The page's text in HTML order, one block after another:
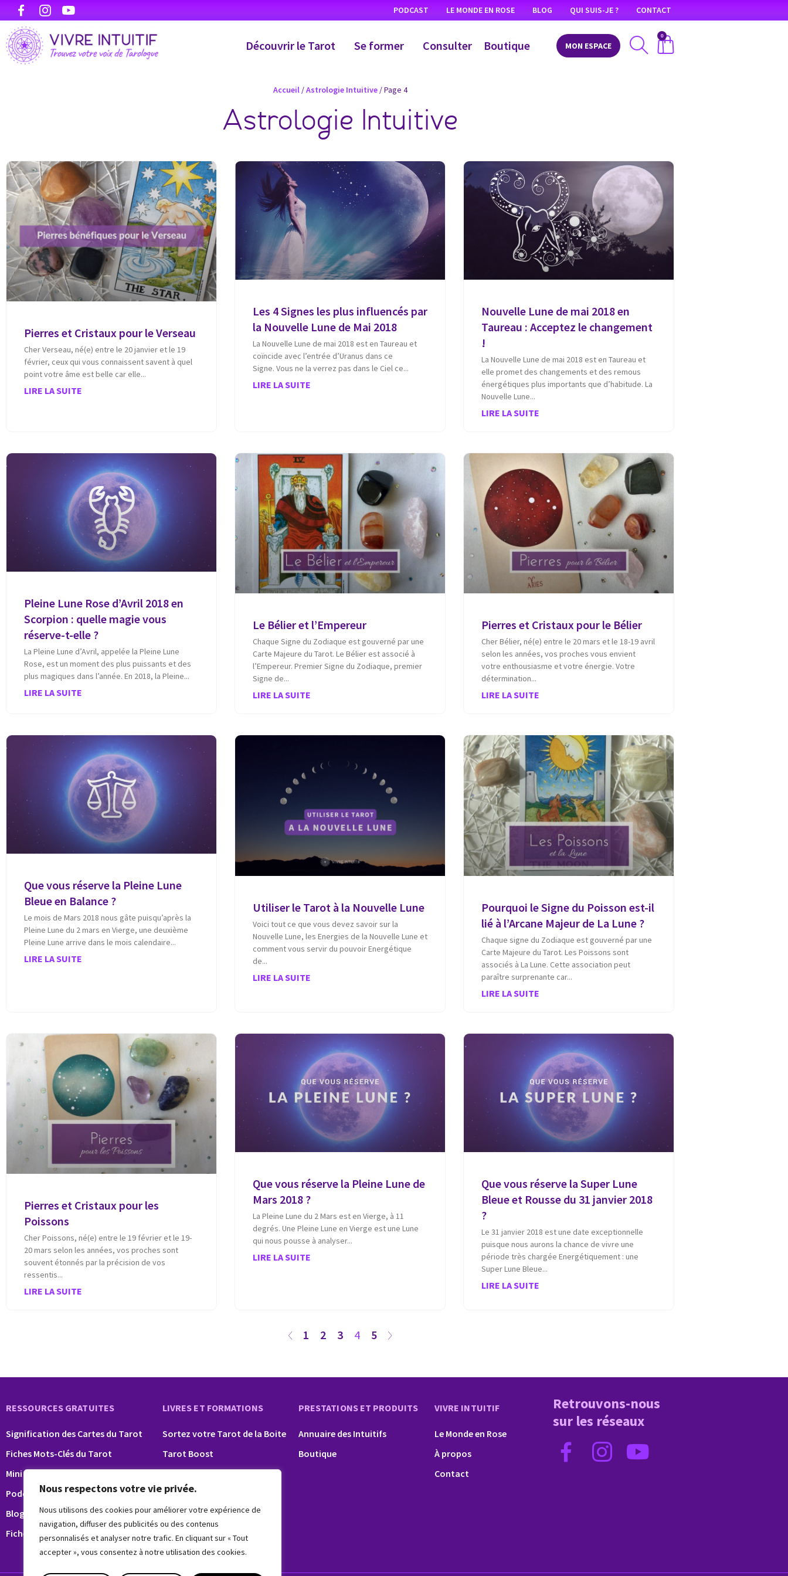
Nous respectons votre vie privée.
Nous utilisons des cookies pour améliorer votre expérience de
navigation, diffuser des publicités ou des contenus
personnalisés et analyser notre trafic. En cliquant sur « Tout
accepter », vous consentez à notre utilisation des cookies.
PODCAST LE MONDE EN ROSE BLOG QUI SUIS-JE ? CONTACT
Découvrir le Tarot Se former Consulter Boutique MON ESPACE
0
Accueil/Astrologie Intuitive/Page 4
Astrologie Intuitive
Pierres et Cristaux pour le Verseau
Cher Verseau, né(e) entre le 20 janvier et le 19
février, ceux qui vous connaissent savent à quel
point votre âme est belle car elle
LIRE LA SUITE
Les 4 Signes les plus influencés par
la Nouvelle Lune de Mai 2018
La Nouvelle Lune de mai 2018 est en Taureau et
coïncide avec l’entrée d’Uranus dans ce
Signe. Vous ne la verrez pas dans le Ciel ce
LIRE LA SUITE
Nouvelle Lune de mai 2018 en
Taureau : Acceptez le changement
!
La Nouvelle Lune de mai 2018 est en Taureau et
elle promet des changements et des remous
énergétiques plus importants que d’habitude. La
Nouvelle Lune
LIRE LA SUITE
Pleine Lune Rose d’Avril 2018 en
Scorpion : quelle magie vous
réserve-t-elle ?
La Pleine Lune d’Avril, appelée la Pleine Lune
Rose, est un moment des plus puissants et des
plus magiques dans l’année. En 2018, la Pleine
LIRE LA SUITE
Le Bélier et l’Empereur
Chaque Signe du Zodiaque est gouverné par une
Carte Majeure du Tarot. Le Bélier est associé à
l’Empereur. Premier Signe du Zodiaque, premier
Signe de
LIRE LA SUITE
Pierres et Cristaux pour le Bélier
Cher Bélier, né(e) entre le 20 mars et le 18-19 avril
selon les années, vos proches vous envient
votre enthousiasme et votre énergie. Votre
détermination
LIRE LA SUITE
Que vous réserve la Pleine Lune
Bleue en Balance ?
Le mois de Mars 2018 nous gâte puisqu’après la
Pleine Lune du 2 mars en Vierge, une deuxième
Pleine Lune arrive dans le mois calendaire
LIRE LA SUITE
Utiliser le Tarot à la Nouvelle Lune
Voici tout ce que vous devez savoir sur la
Nouvelle Lune, les Energies de la Nouvelle Lune et
comment vous servir du pouvoir Energétique
de
LIRE LA SUITE
Pourquoi le Signe du Poisson est-il
lié à l’Arcane Majeur de La Lune ?
Chaque signe du Zodiaque est gouverné par une
Carte Majeure du Tarot. Les Poissons sont
associés à La Lune. Cette association peut
paraître surprenante car
LIRE LA SUITE
Pierres et Cristaux pour les
Poissons
Cher Poissons, né(e) entre le 19 février et le 19-
20 mars selon les années, vos proches sont
souvent étonnés par la précision de vos
ressentis
LIRE LA SUITE
Que vous réserve la Pleine Lune de
Mars 2018 ?
La Pleine Lune du 2 Mars est en Vierge, à 11
degrés. Une Pleine Lune en Vierge est une Lune
qui nous pousse à analyser
LIRE LA SUITE
Que vous réserve la Super Lune
Bleue et Rousse du 31 janvier 2018
?
Le 31 janvier 2018 est une date exceptionnelle
puisque nous aurons la chance de vivre une
période très chargée Energétiquement : une
Super Lune Bleue
LIRE LA SUITE
1 2 3 4 5
RESSOURCES GRATUITES
Signification des Cartes du Tarot
Fiches Mots-Clés du Tarot
Mini formation Tarot
Podcast
Blog Tarot
Fiches Nettoyage Pierres, Tarot…
LIVRES ET FORMATIONS
Sortez votre Tarot de la Boite
Tarot Boost
Tarot Pro
PRESTATIONS ET PRODUITS
Annuaire des Intuitifs
Boutique
VIVRE INTUITIF
Le Monde en Rose
À propos
Contact
Retrouvons-nous
sur les réseaux